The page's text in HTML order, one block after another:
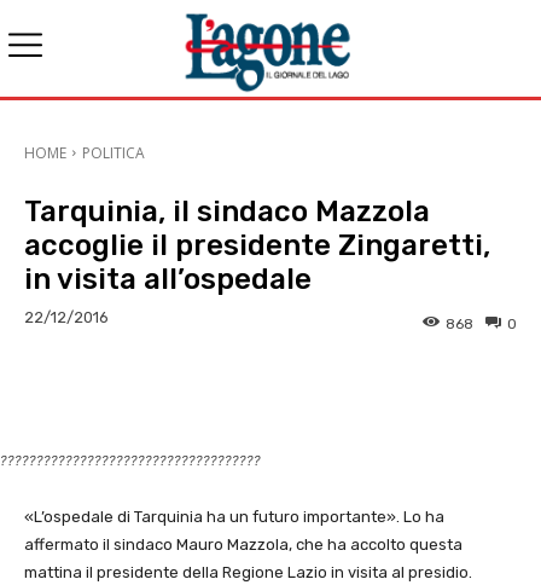
HOME POLITICA
Tarquinia, il sindaco Mazzola
accoglie il presidente Zingaretti,
in visita all’ospedale
22/12/2016 0
868
????????????????????????????????????
«L’ospedale di Tarquinia ha un futuro importante». Lo ha
affermato il sindaco Mauro Mazzola, che ha accolto questa
mattina il presidente della Regione Lazio in visita al presidio.